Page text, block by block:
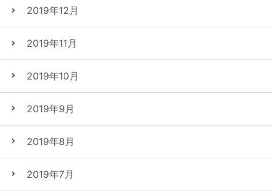
2019年12月
2019年11月
2019年10月
2019年9月
2019年8月
2019年7月